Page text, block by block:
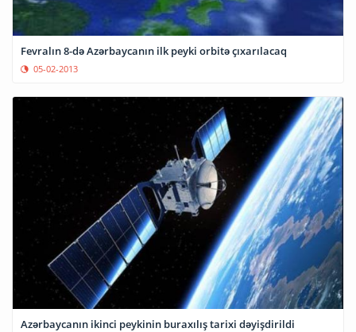
Fevralın 8-də Azərbaycanın ilk peyki orbitə çıxarılacaq
05-02-2013
Azərbaycanın ikinci peykinin buraxılış tarixi dəyişdirildi